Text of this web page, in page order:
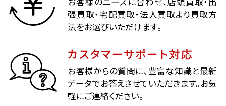
張買取・宅配買取・法人買取より買取方
法をお選びいただけます。
カスタマーサポート対応
お客様からの質問に、豊富な知識と最新
データでお答えさせていただきます。お気
軽にご連絡ください。